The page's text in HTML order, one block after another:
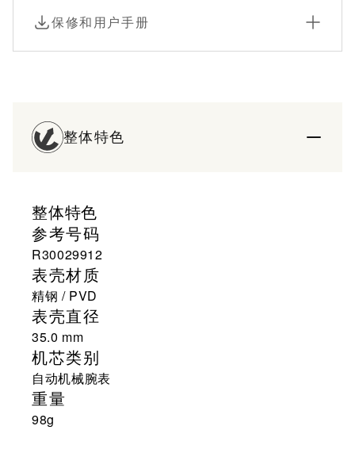
保修和用户手册
整体特色
整体特色
参考号码
R30029912
表壳材质
精钢 / PVD
表壳直径
35.0 mm
机芯类别
自动机械腕表
重量
98g